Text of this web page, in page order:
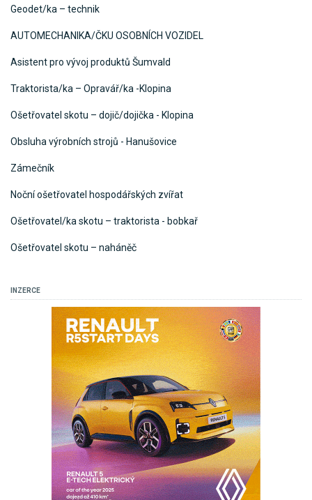
Geodet/ka – technik
AUTOMECHANIKA/ČKU OSOBNÍCH VOZIDEL
Asistent pro vývoj produktů Šumvald
Traktorista/ka – Opravář/ka -Klopina
Ošetřovatel skotu – dojič/dojička - Klopina
Obsluha výrobních strojů - Hanušovice
Zámečník
Noční ošetřovatel hospodářských zvířat
Ošetřovatel/ka skotu – traktorista - bobkař
Ošetřovatel skotu – naháněč
INZERCE